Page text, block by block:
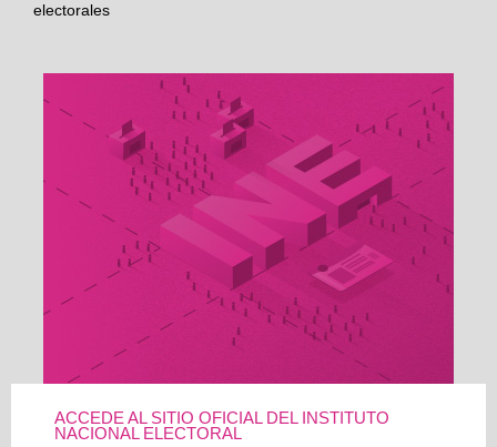
electorales
ACCEDE AL SITIO OFICIAL DEL INSTITUTO
NACIONAL ELECTORAL